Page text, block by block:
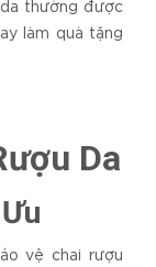
thường được
làm quà tặng
Da
vệ chai rượu